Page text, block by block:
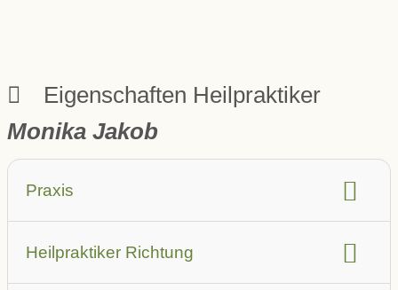
Eigenschaften Heilpraktiker
Monika Jakob
Praxis
Heilpraktiker Richtung